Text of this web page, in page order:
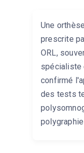
Une
prescrite
ORL,
spécialiste
confirmé
des tests